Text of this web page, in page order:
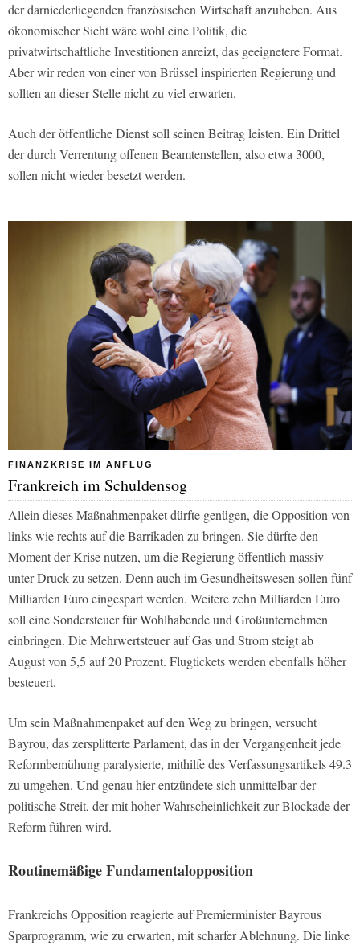
der darniederliegenden französischen Wirtschaft anzuheben. Aus
ökonomischer Sicht wäre wohl eine Politik, die
privatwirtschaftliche Investitionen anreizt, das geeignetere Format.
Aber wir reden von einer von Brüssel inspirierten Regierung und
sollten an dieser Stelle nicht zu viel erwarten.
Auch der öffentliche Dienst soll seinen Beitrag leisten. Ein Drittel
der durch Verrentung offenen Beamtenstellen, also etwa 3000,
sollen nicht wieder besetzt werden.
FINANZKRISE IM ANFLUG
Frankreich im Schuldensog
Allein dieses Maßnahmenpaket dürfte genügen, die Opposition von
links wie rechts auf die Barrikaden zu bringen. Sie dürfte den
Moment der Krise nutzen, um die Regierung öffentlich massiv
unter Druck zu setzen. Denn auch im Gesundheitswesen sollen fünf
Milliarden Euro eingespart werden. Weitere zehn Milliarden Euro
soll eine Sondersteuer für Wohlhabende und Großunternehmen
einbringen. Die Mehrwertsteuer auf Gas und Strom steigt ab
August von 5,5 auf 20 Prozent. Flugtickets werden ebenfalls höher
besteuert.
Um sein Maßnahmenpaket auf den Weg zu bringen, versucht
Bayrou, das zersplitterte Parlament, das in der Vergangenheit jede
Reformbemühung paralysierte, mithilfe des Verfassungsartikels 49.3
zu umgehen. Und genau hier entzündete sich unmittelbar der
politische Streit, der mit hoher Wahrscheinlichkeit zur Blockade der
Reform führen wird.
Routinemäßige Fundamentalopposition
Frankreichs Opposition reagierte auf Premierminister Bayrous
Sparprogramm, wie zu erwarten, mit scharfer Ablehnung. Die linke